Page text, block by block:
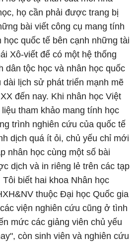
họ cần phải được trang bị
bài viết công cụ mang tính
học quốc tế bên cạnh những tài
Xô-viết để có một hệ thống
dân tộc học và nhân học quốc
dài lịch sử phát triển mạnh mẽ
đến nay. Khi nhân học Việt
tham khảo mang tính học
trình nghiên cứu của quốc tế
dịch quá ít ỏi, chủ yếu chỉ mới
nhân học cùng một số bài
dịch và in riêng lẻ trên các tạp
biết hai khoa Nhân học
thuộc Đại học Quốc gia
viện nghiên cứu cũng ở tình
mức các giảng viên chủ yếu
còn sinh viên và nghiên cứu